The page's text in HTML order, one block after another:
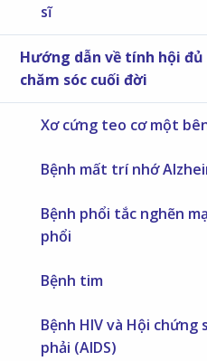
sĩ
Hướng dẫn về tính hội
chăm sóc cuối đời
Xơ cứng teo cơ một
Bệnh mất trí nhớ
Bệnh phổi tắc nghẽn
phổi
Bệnh tim
Bệnh HIV và Hội chứng
phải (AIDS)